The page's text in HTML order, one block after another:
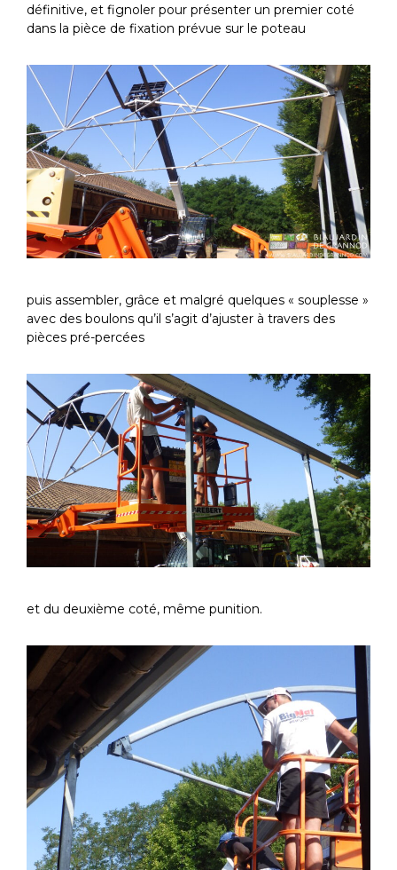
définitive, et fignoler pour présenter un premier coté
dans la pièce de fixation prévue sur le poteau
puis assembler, grâce et malgré quelques « souplesse »
avec des boulons qu’il s’agit d’ajuster à travers des
pièces pré-percées
et du deuxième coté, même punition.